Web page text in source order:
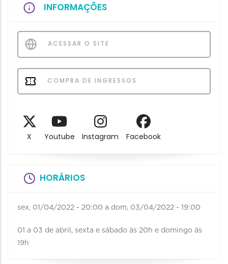
INFORMAÇÕES
ACESSAR O SITE
COMPRA DE INGRESSOS
X Youtube Instagram Facebook
HORÁRIOS
sex, 01/04/2022 - 20:00 a dom, 03/04/2022 - 19:00
01 a 03 de abril, sexta e sábado às 20h e domingo às
19h